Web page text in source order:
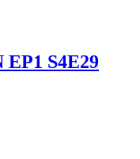
S4E29